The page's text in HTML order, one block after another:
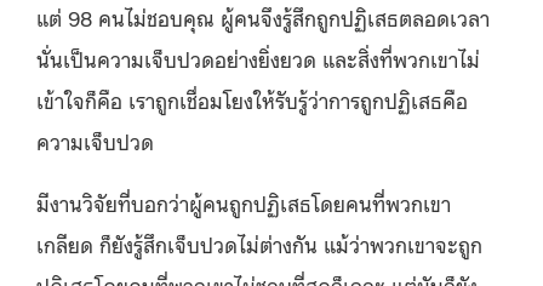
แต่ 98 คนไม่ชอบคุณ ผู้คนจึงรู้สึกถูกปฏิเสธตลอดเวลา
นั่นเป็นความเจ็บปวดอย่างยิ่งยวด และสิ่งที่พวกเขาไม่
เข้าใจก็คือ เราถูกเชื่อมโยงให้รับรู้ว่าการถูกปฏิเสธคือ
ความเจ็บปวด
มีงานวิจัยที่บอกว่าผู้คนถูกปฏิเสธโดยคนที่พวกเขา
เกลียด ก็ยังรู้สึกเจ็บปวดไม่ต่างกัน แม้ว่าพวกเขาจะถูก